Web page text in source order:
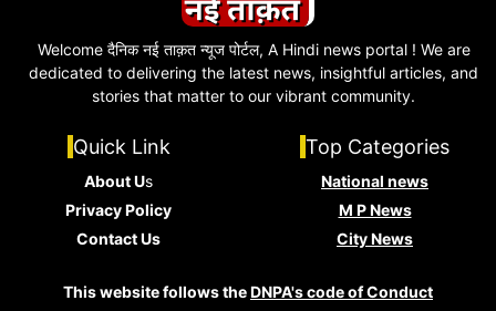
Welcome दैनिक नई ताक़त न्यूज पोर्टल, A Hindi news portal ! We are
dedicated to delivering the latest news, insightful articles, and
stories that matter to our vibrant community.
Quick Link
About Us
Privacy Policy
Contact Us
Top Categories
National news
M P News
City News
This website follows theDNPA's code of Conduct